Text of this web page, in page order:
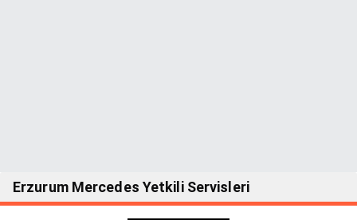
Erzurum Mercedes Yetkili Servisleri